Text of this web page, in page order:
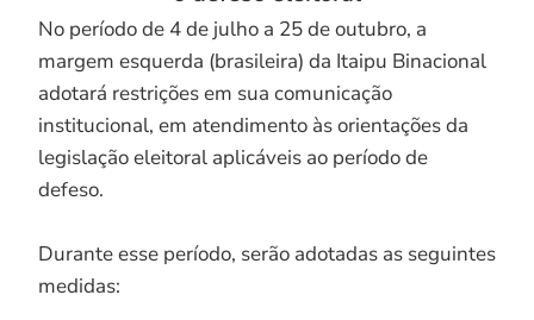
No período de 4 de julho a 25 de outubro, a
margem esquerda (brasileira) da Itaipu Binacional
adotará restrições em sua comunicação
institucional, em atendimento às orientações da
legislação eleitoral aplicáveis ao período de
defeso.
Durante esse período, serão adotadas as seguintes
medidas: